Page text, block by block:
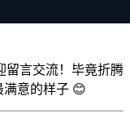
留言交流！毕竟折腾
满意的样子 😊